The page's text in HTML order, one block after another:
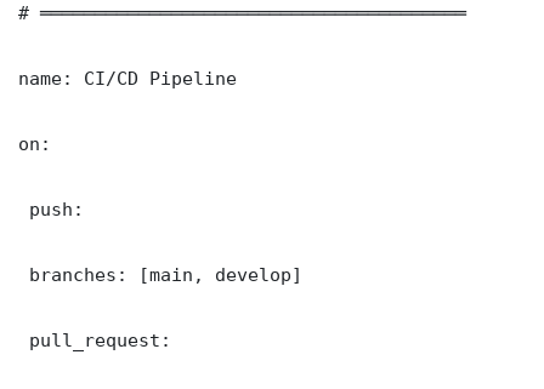
# ═══════════════════════════════════════
name: CI/CD Pipeline
on:
push:
branches: [main, develop]
pull_request: